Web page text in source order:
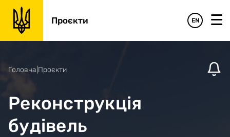
Проєкти EN
Головна Проєкти
Реконструкція
будівель